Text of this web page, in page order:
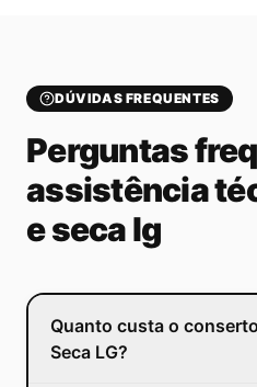
DÚVIDAS FREQUENTES
Perguntas
assistência
e seca lg
Quanto custa o
Seca LG?